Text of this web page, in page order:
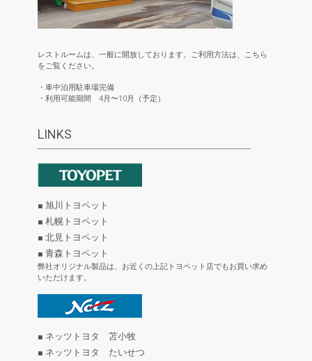
レストルームは、一般に開放しております。ご利用方法は、こちら
をご覧ください。
・車中泊用駐車場完備
・利用可能期間 4月〜10月（予定）
LINKS
■ 旭川トヨペット
■ 札幌トヨペット
■ 北見トヨペット
■ 青森トヨペット
弊社オリジナル製品は、お近くの上記トヨペット店でもお買い求め
いただけます。
■ ネッツトヨタ 苫小牧
■ ネッツトヨタ たいせつ